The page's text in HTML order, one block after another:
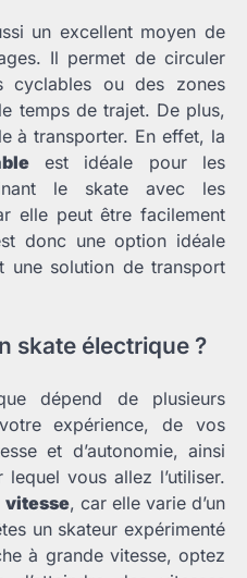
un excellent moyen de
Il permet de circuler
cyclables ou des zones
temps de trajet. De plus,
à transporter. En effet, la
est idéale pour les
le skate avec les
elle peut être facilement
donc une option idéale
une solution de transport
skate électrique ?
dépend de plusieurs
expérience, de vos
et d’autonomie, ainsi
vous allez l’utiliser.
vitesse, car elle varie d’un
un skateur expérimenté
à grande vitesse, optez